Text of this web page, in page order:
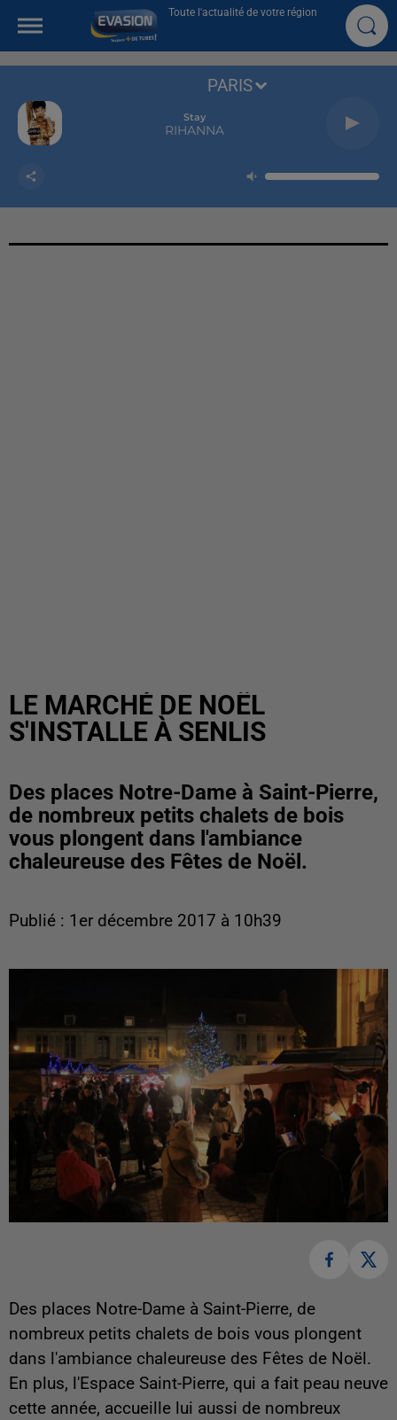
Toute l'actualité de votre région
Stay
RIHANNA
PARIS
LE MARCHÉ DE NOËL
S'INSTALLE À SENLIS
Des places Notre-Dame à Saint-Pierre,
de nombreux petits chalets de bois
vous plongent dans l'ambiance
chaleureuse des Fêtes de Noël.
Publié : 1er décembre 2017 à 10h39
Des places Notre-Dame à Saint-Pierre, de
nombreux petits chalets de bois vous plongent
dans l'ambiance chaleureuse des Fêtes de Noël.
En plus, l'Espace Saint-Pierre, qui a fait peau neuve
cette année, accueille lui aussi de nombreux